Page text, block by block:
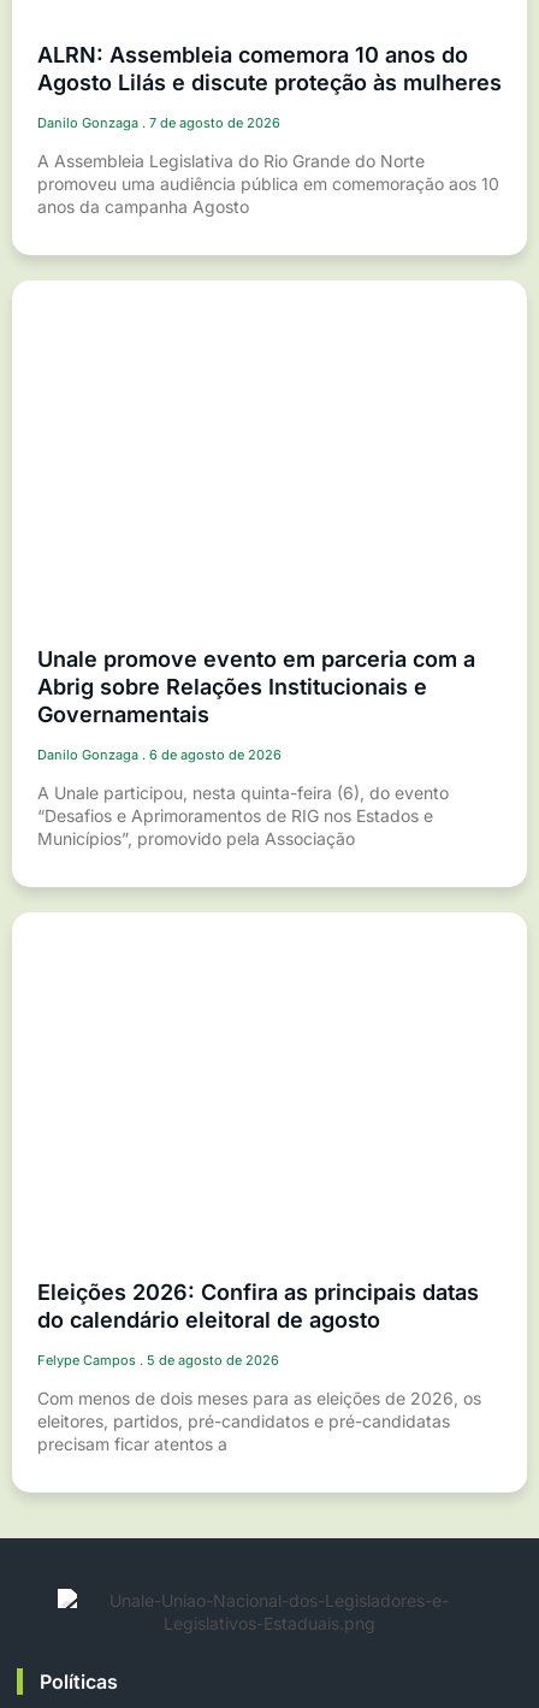
ALRN: Assembleia comemora 10 anos do
Agosto Lilás e discute proteção às mulheres
Danilo Gonzaga 7 de agosto de 2026
A Assembleia Legislativa do Rio Grande do Norte
promoveu uma audiência pública em comemoração aos 10
anos da campanha Agosto
Unale promove evento em parceria com a
Abrig sobre Relações Institucionais e
Governamentais
Danilo Gonzaga 6 de agosto de 2026
A Unale participou, nesta quinta-feira (6), do evento
“Desafios e Aprimoramentos de RIG nos Estados e
Municípios”, promovido pela Associação
Eleições 2026: Confira as principais datas
do calendário eleitoral de agosto
Felype Campos 5 de agosto de 2026
Com menos de dois meses para as eleições de 2026, os
eleitores, partidos, pré-candidatos e pré-candidatas
precisam ficar atentos a
Políticas